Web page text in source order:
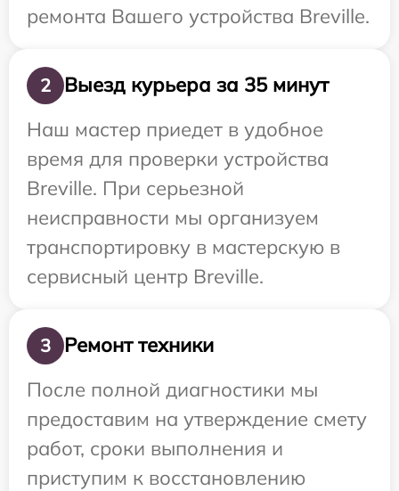
ремонта Вашего устройства Breville.
2
Выезд курьера за 35 минут
Наш мастер приедет в удобное
время для проверки устройства
Breville. При серьезной
неисправности мы организуем
транспортировку в мастерскую в
сервисный центр Breville.
3
Ремонт техники
После полной диагностики мы
предоставим на утверждение смету
работ, сроки выполнения и
приступим к восстановлению